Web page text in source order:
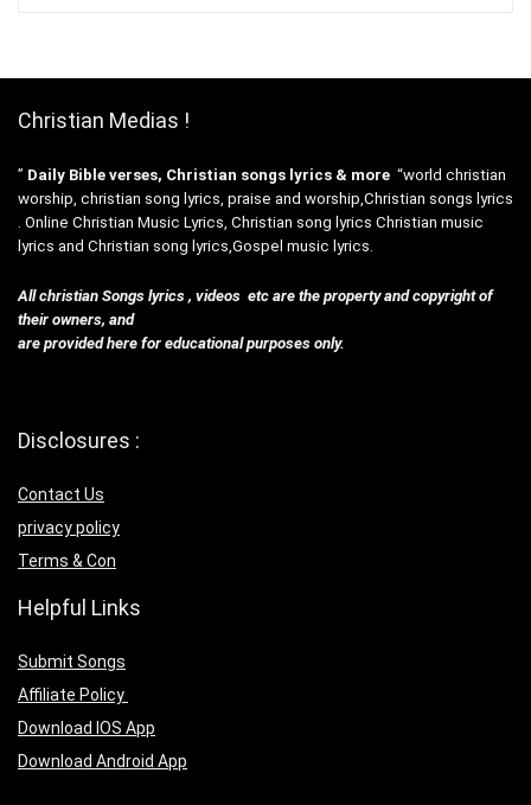
Christian Medias !
” Daily Bible verses, Christian songs lyrics & more “world christian
worship, christian song lyrics, praise and worship,Christian songs lyrics
. Online Christian Music Lyrics, Christian song lyrics Christian music
lyrics and Christian song lyrics,Gospel music lyrics.
All christian Songs lyrics , videos etc are the property and copyright of
their owners, and
are provided here for educational purposes only.
Disclosures :
Contact Us
privacy policy
Terms & Con
Helpful Links
Submit Songs
Affiliate Policy
Download IOS App
Download Android App